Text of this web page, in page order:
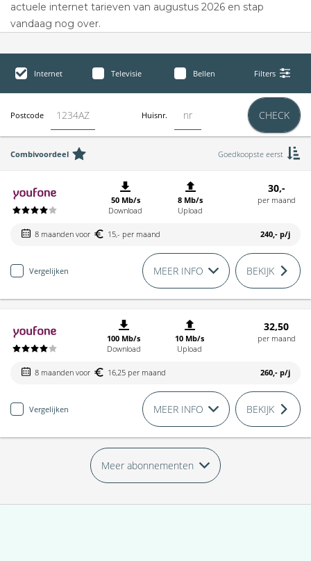
actuele internet tarieven van augustus 2026 en stap
vandaag nog over.
Internet Televisie Bellen Filters
Postcode Huisnr. CHECK
Combivoordeel Goedkoopste eerst
50 Mb/s
Download
8 Mb/s
Upload
30,-
per maand
8 maanden voor 15,- per maand 240,- p/j
Vergelijken MEER INFO BEKIJK
100 Mb/s
Download
10 Mb/s
Upload
32,50
per maand
8 maanden voor 16,25 per maand 260,- p/j
Vergelijken MEER INFO BEKIJK
Meer abonnementen